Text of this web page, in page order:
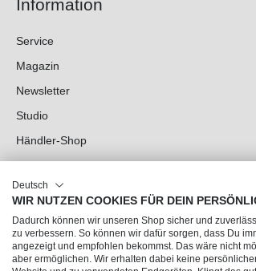
Information
Service
Magazin
Newsletter
Studio
Händler-Shop
Deutsch
WIR NUTZEN COOKIES FÜR DEIN
Dadurch können wir unseren Shop sicher und
zu verbessern. So können wir dafür sorgen, dass Du
angezeigt und empfohlen bekommst. Das wäre nicht
aber ermöglichen. Wir erhalten dabei keine